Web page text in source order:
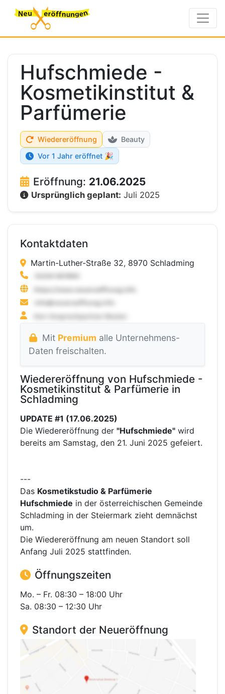
Hufschmiede -
Kosmetikinstitut &
Parfümerie
Wiedereröffnung
Beauty
Vor 1 Jahr eröffnet 🎉
Eröffnung: 21.06.2025
Ursprünglich geplant: Juli 2025
Kontaktdaten
Martin-Luther-Straße 32, 8970 Schladming
Mit Premium alle Unternehmens-
Daten freischalten.
Wiedereröffnung von Hufschmiede -
Kosmetikinstitut & Parfümerie in
Schladming
UPDATE #1 (17.06.2025)
Die Wiedereröffnung der "Hufschmiede" wird
bereits am Samstag, den 21. Juni 2025 gefeiert.
---
Das Kosmetikstudio & Parfümerie
Hufschmiede in der österreichischen Gemeinde
Schladming in der Steiermark zieht demnächst
um.
Die Wiedereröffnung am neuen Standort soll
Anfang Juli 2025 stattfinden.
Öffnungszeiten
Mo. – Fr. 08:30 – 18:00 Uhr
Sa. 08:30 – 12:30 Uhr
Standort der Neueröffnung